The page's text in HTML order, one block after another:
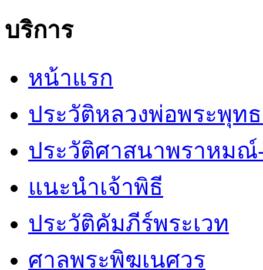
บริการ
หน้าแรก
ประวัติหลวงพ่อพระพุท
ประวัติศาสนาพราหม
แนะนำเจ้าพิธี
ประวัติคัมภีร์พระเวท
ศาลพระพิฆเนศวร